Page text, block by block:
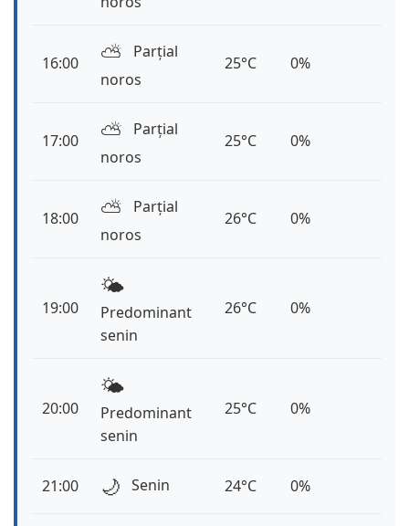
16:00 ⛅️
Parțial
noros
25°C 0%
17:00 ⛅️
Parțial
noros
25°C 0%
18:00 ⛅️
Parțial
noros
26°C 0%
19:00
🌤️
Predominant
senin
26°C 0%
20:00
🌤️
Predominant
senin
25°C 0%
21:00 🌙 Senin 24°C 0%